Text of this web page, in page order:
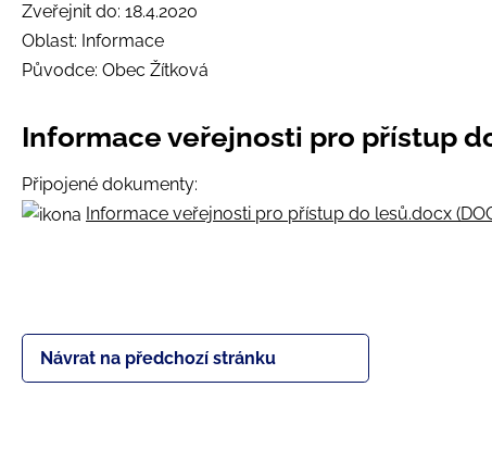
Zveřejnit do: 18.4.2020
Oblast: Informace
Původce: Obec Žítková
Informace veřejnosti pro přístup
Připojené dokumenty:
Informace veřejnosti pro přístup do lesů.docx
Návrat na předchozí stránku